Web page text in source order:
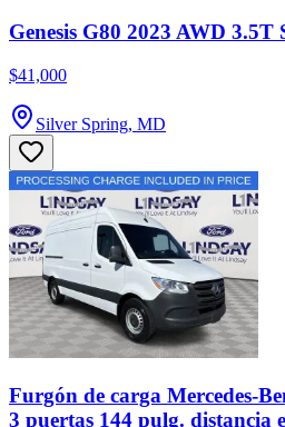
Genesis G80 2023 AWD 3.5T
$41,000
Silver Spring, MD
Furgón de carga Mercedes-
3 puertas 144 pulg. distancia